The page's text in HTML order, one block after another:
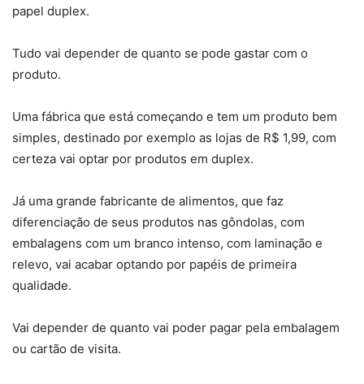
papel duplex.
Tudo vai depender de quanto se pode gastar com o
produto.
Uma fábrica que está começando e tem um produto bem
simples, destinado por exemplo as lojas de R$ 1,99, com
certeza vai optar por produtos em duplex.
Já uma grande fabricante de alimentos, que faz
diferenciação de seus produtos nas gôndolas, com
embalagens com um branco intenso, com laminação e
relevo, vai acabar optando por papéis de primeira
qualidade.
Vai depender de quanto vai poder pagar pela embalagem
ou cartão de visita.